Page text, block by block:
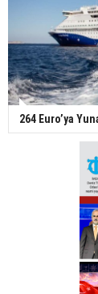
264 Euro’ya